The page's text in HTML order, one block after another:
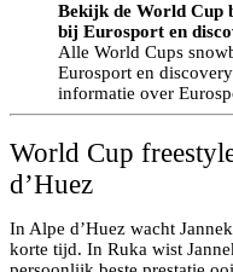
Bekijk de World Cup
bij Eurosport en
Alle World Cups
Eurosport en
informatie over
World Cup
d’Huez
In Alpe d’Huez wacht
korte tijd. In Ruka wist